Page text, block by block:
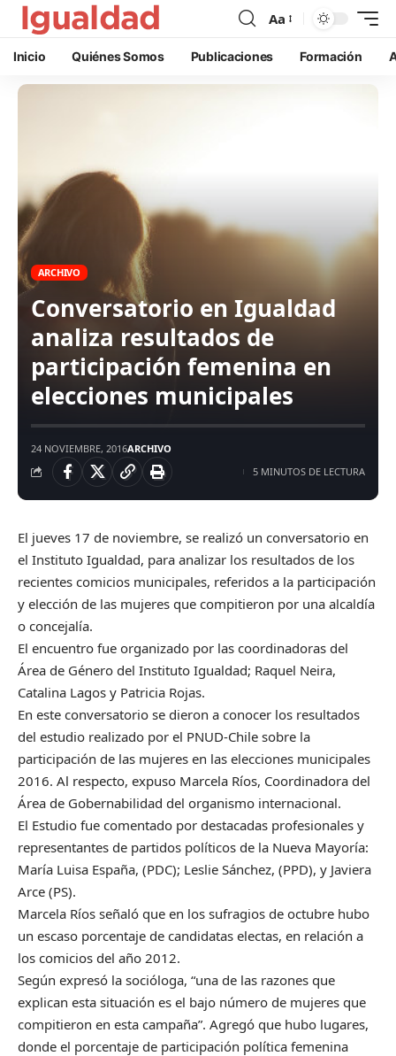
Aa
Inicio Quiénes Somos Publicaciones Formación
ARCHIVO
Conversatorio en Igualdad
analiza resultados de
participación femenina en
elecciones municipales
24 NOVIEMBRE, 2016ARCHIVO
5 MINUTOS DE LECTURA
El jueves 17 de noviembre, se realizó un conversatorio en
el Instituto Igualdad, para analizar los resultados de los
recientes comicios municipales, referidos a la participación
y elección de las mujeres que compitieron por una alcaldía
o concejalía.
El encuentro fue organizado por las coordinadoras del
Área de Género del Instituto Igualdad; Raquel Neira,
Catalina Lagos y Patricia Rojas.
En este conversatorio se dieron a conocer los resultados
del estudio realizado por el PNUD-Chile sobre la
participación de las mujeres en las elecciones municipales
2016. Al respecto, expuso Marcela Ríos, Coordinadora del
Área de Gobernabilidad del organismo internacional.
El Estudio fue comentado por destacadas profesionales y
representantes de partidos políticos de la Nueva Mayoría:
María Luisa España, (PDC); Leslie Sánchez, (PPD), y Javiera
Arce (PS).
Marcela Ríos señaló que en los sufragios de octubre hubo
un escaso porcentaje de candidatas electas, en relación a
los comicios del año 2012.
Según expresó la socióloga, “una de las razones que
explican esta situación es el bajo número de mujeres que
compitieron en esta campaña”. Agregó que hubo lugares,
donde el porcentaje de participación política femenina